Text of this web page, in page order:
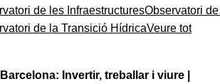
de les InfraestructuresObservatori
de la Transició HídricaVeure tot
Invertir, treballar i viure |